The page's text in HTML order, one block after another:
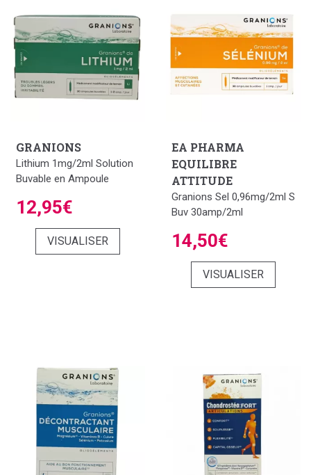
GRANIONS
Lithium 1mg/2ml Solution
Buvable en Ampoule
12,95€
VISUALISER
EA PHARMA
EQUILIBRE
ATTITUDE
Granions Sel 0,96mg/2ml S
Buv 30amp/2ml
14,50€
VISUALISER